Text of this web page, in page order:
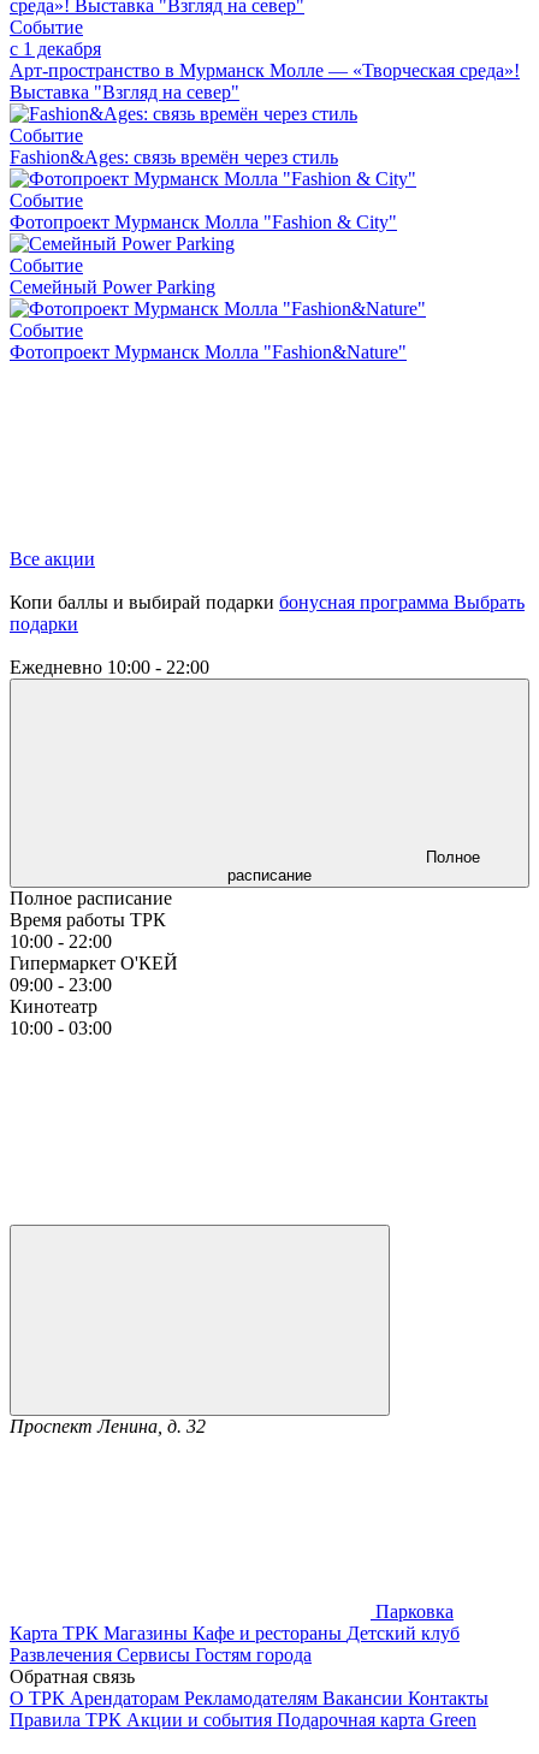
Событие
с 1 декабря
Арт-пространство в Мурманск Молле — «Творческая среда»!
Выставка "Взгляд на север"
Событие
Fashion&Ages: cвязь времён через стиль
Событие
Фотопроект Мурманск Молла "Fashion & City"
Событие
Семейный Power Parking
Событие
Фотопроект Мурманск Молла "Fashion&Nature"
Все акции
Копи баллы и выбирай подарки бонусная программа Выбрать
подарки
Ежедневно 10:00 - 22:00
Полное
расписание
Полное расписание
Время работы ТРК
10:00 - 22:00
Гипермаркет О'КЕЙ
09:00 - 23:00
Кинотеатр
10:00 - 03:00
Проспект Ленина, д. 32
Парковка
Карта ТРК Магазины Кафе и рестораны Детский клуб
Развлечения Сервисы Гостям города
Обратная связь
О ТРК Арендаторам Рекламодателям Вакансии Контакты
Правила ТРК Акции и события Подарочная карта Green